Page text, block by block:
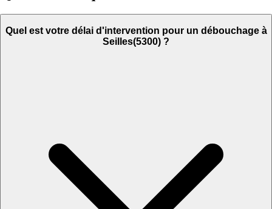
Quel est votre délai d'intervention pour un débouchage à
Seilles(5300) ?